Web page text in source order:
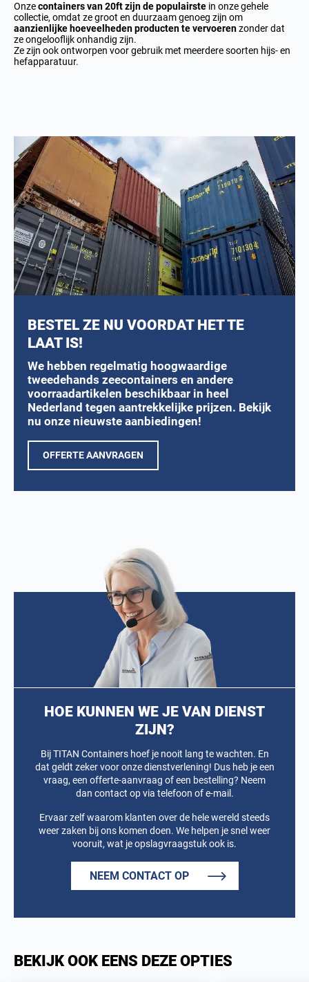
Onzecontainers van 20ft zijn de populairste in onze gehele
collectie, omdat ze groot en duurzaam genoeg zijn om
aanzienlijke hoeveelheden producten te vervoerenzonder dat
ze ongelooflijk onhandig zijn.
Ze zijn ook ontworpen voor gebruik met meerdere soorten hijs- en
hefapparatuur.
BESTEL ZE NU VOORDAT HET TE
LAAT IS!
We hebben regelmatig hoogwaardige
tweedehands zeecontainers en andere
voorraadartikelen beschikbaar in heel
Nederland tegen aantrekkelijke prijzen. Bekijk
nu onze nieuwste aanbiedingen!
OFFERTE AANVRAGEN
HOE KUNNEN WE JE VAN DIENST
ZIJN?
Bij TITAN Containers hoef je nooit lang te wachten. En
dat geldt zeker voor onze dienstverlening! Dus heb je een
vraag, een offerte-aanvraag of een bestelling? Neem
dan contact op via telefoon of e-mail.
Ervaar zelf waarom klanten over de hele wereld steeds
weer zaken bij ons komen doen. We helpen je snel weer
vooruit, wat je opslagvraagstuk ook is.
NEEM CONTACT OP
BEKIJK OOK EENS DEZE OPTIES